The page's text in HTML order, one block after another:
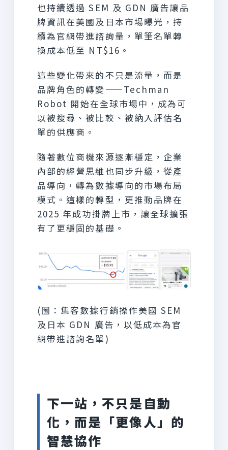
也持續透過 SEM 及 GDN 廣告讓品
牌資訊在美國及日本市場曝光，持
續為官網帶進諮詢量，單筆名單轉
換成本低至 NT$16。
這些變化帶來的不只是流量，而是
品牌角色的轉變——Techman
Robot 開始在全球市場中，成為可
以被搜尋、被比較、被納入評估名
單的供應商。
隨著數位商機來源逐漸穩定，企業
內部的經營思維也同步升級，從產
品導向，轉為數據導向的市場布局
模式。這樣的轉型，更推動品牌在
2025 年成功掛牌上市，讓全球擴張
有了更穩固的基礎。
(圖：集客數據行銷操作美國 SEM
及日本 GDN 廣告，以低成本為官
網帶進諮詢名單)
下一站，不只是自動
化，而是「更像人」的
智慧協作